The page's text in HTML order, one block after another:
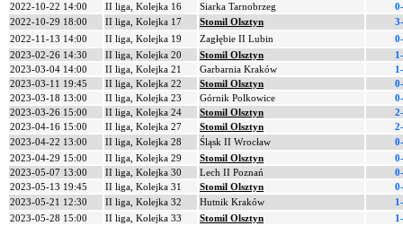
2022-10-22 14:00
II liga, Kolejka 16 Siarka Tarnobrzeg
2022-10-29 18:00
II liga, Kolejka 17 Stomil Olsztyn
2022-11-13 14:00
II liga, Kolejka 19 Zagłębie II Lubin
2023-02-26 14:30
II liga, Kolejka 20 Stomil Olsztyn
2023-03-04 14:00
II liga, Kolejka 21 Garbarnia Kraków
2023-03-11 19:45
II liga, Kolejka 22 Stomil Olsztyn
2023-03-18 13:00
II liga, Kolejka 23 Górnik Polkowice
2023-03-26 15:00
II liga, Kolejka 24 Stomil Olsztyn
2023-04-16 15:00
II liga, Kolejka 27 Stomil Olsztyn
2023-04-22 13:00
II liga, Kolejka 28 Śląsk II Wrocław
2023-04-29 15:00
II liga, Kolejka 29 Stomil Olsztyn
2023-05-07 13:00
II liga, Kolejka 30 Lech II Poznań
2023-05-13 19:45
II liga, Kolejka 31 Stomil Olsztyn
2023-05-21 12:30
II liga, Kolejka 32 Hutnik Kraków
2023-05-28 15:00
II liga, Kolejka 33 Stomil Olsztyn